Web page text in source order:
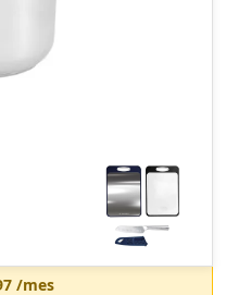
/mes